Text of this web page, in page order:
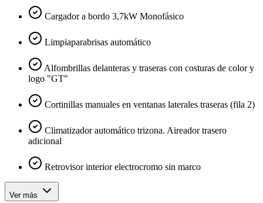
Cargador a bordo 3,7kW Monofásico
Limpiaparabrisas automático
Alfombrillas delanteras y traseras con costuras de color y
logo "GT"
Cortinillas manuales en ventanas laterales traseras (fila 2)
Climatizador automático trizona. Aireador trasero
adicional
Retrovisor interior electrocromo sin marco
Ver más